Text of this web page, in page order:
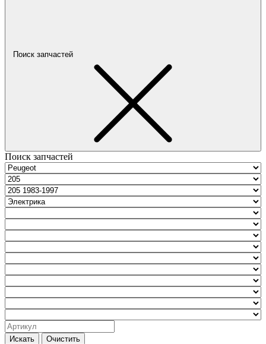
Поиск запчастей
Поиск запчастей
Искать Очистить